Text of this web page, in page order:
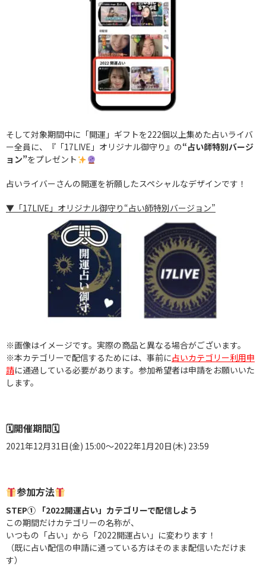
そして対象期間中に「開運」ギフトを222個以上集めた占いライバ
ー全員に、『「17LIVE」オリジナル御守り』の“占い師特別バージ
ョン”をプレゼント
占いライバーさんの開運を祈願したスペシャルなデザインです！
▼「17LIVE」オリジナル御守り“占い師特別バージョン”
※画像はイメージです。実際の商品と異なる場合がございます。
※本カテゴリーで配信するためには、事前に占いカテゴリー利用申
請に通過している必要があります。 参加希望者は申請をお願いいた
します。
🗓開催期間🗓
2021年12月31日(金) 15:00〜2022年1月20日(木) 23:59
参加方法
STEP① 「2022開運占い」カテゴリーで配信しよう
この期間だけカテゴリーの名称が、
いつもの「占い」から「2022開運占い」に変わります！
（既に占い配信の申請に通っている方はそのまま配信いただけま
す）